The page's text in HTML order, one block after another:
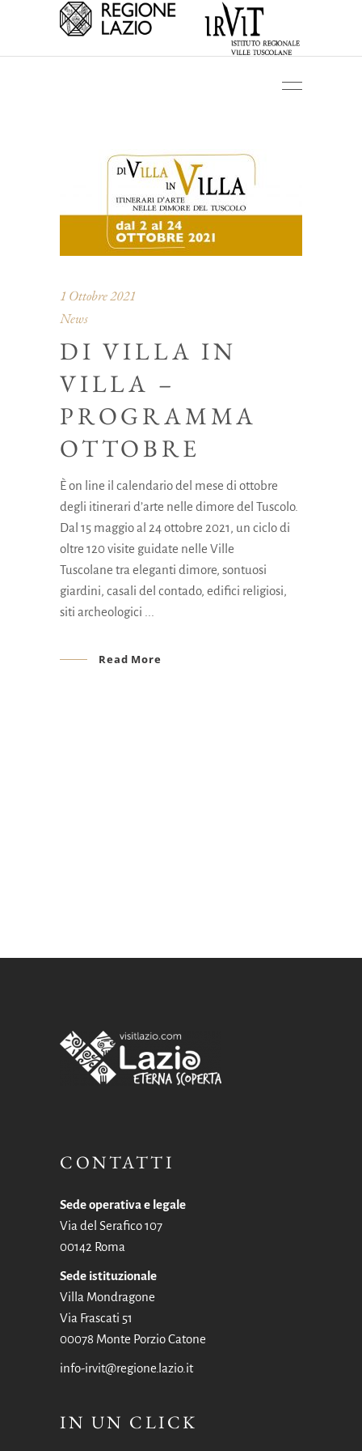
1 Ottobre 2021
News
DI VILLA IN
VILLA –
PROGRAMMA
OTTOBRE
È on line il calendario del mese di ottobre
degli itinerari d’arte nelle dimore del Tuscolo.
Dal 15 maggio al 24 ottobre 2021, un ciclo di
oltre 120 visite guidate nelle Ville
Tuscolane tra eleganti dimore, sontuosi
giardini, casali del contado, edifici religiosi,
siti archeologici
Read More
CONTATTI
Sede operativa e legale
Via del Serafico 107
00142 Roma
Sede istituzionale
Villa Mondragone
Via Frascati 51
00078 Monte Porzio Catone
info-irvit@regione.lazio.it
IN UN CLICK